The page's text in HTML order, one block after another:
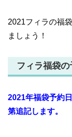
2021フィラの福
ましょう！
フィラ福袋の
2021年福袋予約
第追記します。